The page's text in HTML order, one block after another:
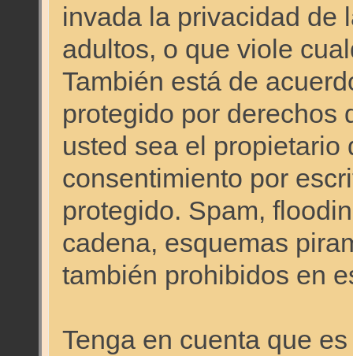
invada la privacidad de
adultos, o que viole
También está de
protegido por derechos
usted sea el propietario
consentimiento por
protegido. Spam,
cadena, esquemas
también prohibidos en
Tenga en cuenta que